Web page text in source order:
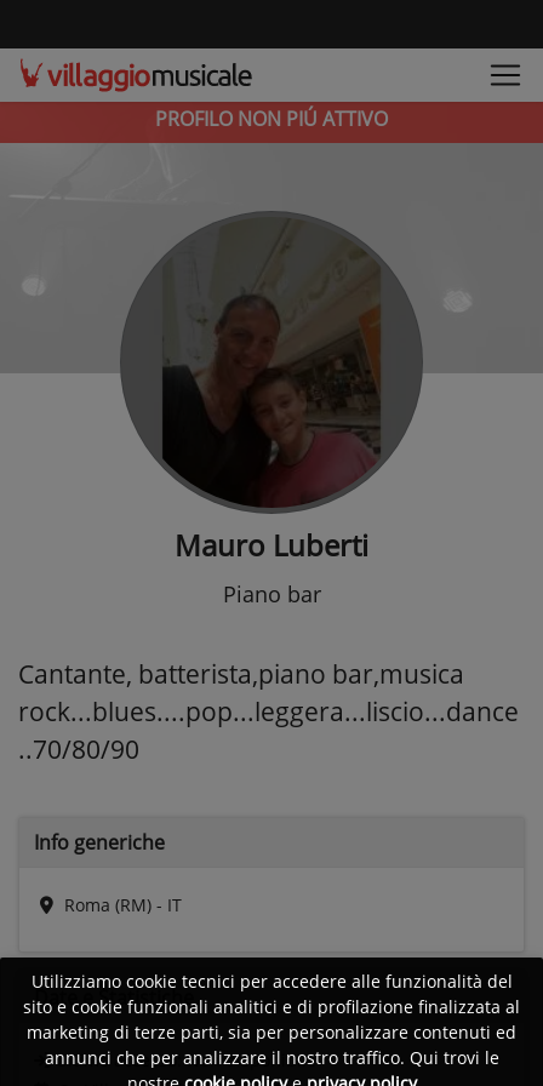
PROFILO NON PIÚ ATTIVO
Mauro Luberti
Piano bar
Cantante, batterista,piano bar,musica
rock...blues....pop...leggera...liscio...dance
..70/80/90
Info generiche
Roma (RM) - IT
Date eStatistiche
Ultimo accesso:Non disponibile
Utilizziamo cookie tecnici per accedere alle funzionalità del
sito e cookie funzionali analitici e di profilazione finalizzata al
marketing di terze parti, sia per personalizzare contenuti ed
annunci che per analizzare il nostro traffico. Qui trovi le